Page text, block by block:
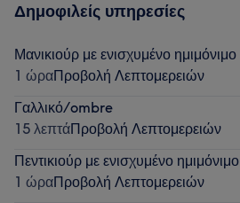
Δημοφιλείς υπηρεσίες
Μανικιούρ με ενισχυμένο ημιμόνιμο
1 ώραΠροβολή Λεπτομερειών
Γαλλικό/ombre
15 λεπτάΠροβολή Λεπτομερειών
Πεντικιούρ με ενισχυμένο ημιμόνιμο
1 ώραΠροβολή Λεπτομερειών